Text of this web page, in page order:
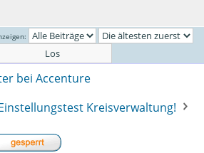
bei Accenture
Kreisverwaltung!